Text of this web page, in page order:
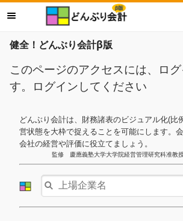
健全！どんぶり会計β版
このページのアクセスには、ロ
す。ログインしてください
どんぶり会計は、財務諸表のビジュアル化(比
営状態を大枠で捉えることを可能にします。
会社の経営や評価に役立てましょう。
監修 慶應義塾大学大学院経営管理研究科准教